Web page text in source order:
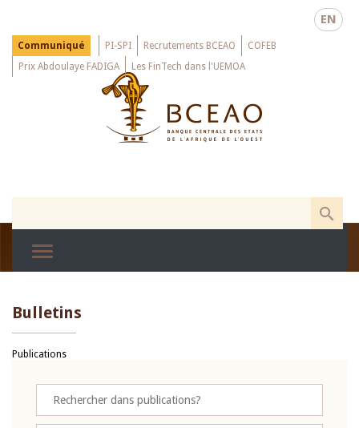
main
EN
Menu
Top
Communiqué PI-SPI Recrutements BCEAO
COFEB
Prix Abdoulaye FADIGA
Les FinTech dans l'UEMOA
Bulletins
Publications